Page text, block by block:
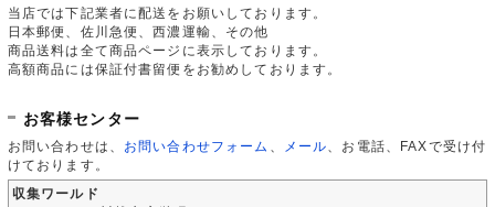
当店では下記業者に配送をお願いしております。
日本郵便、佐川急便、西濃運輸、その他
商品送料は全て商品ページに表示しております。
高額商品には保証付書留便をお勧めしております。
お客様センター
お問い合わせは、 お問い合わせフォーム メール 、お電話、FAXで受け付
けております。
収集ワールド